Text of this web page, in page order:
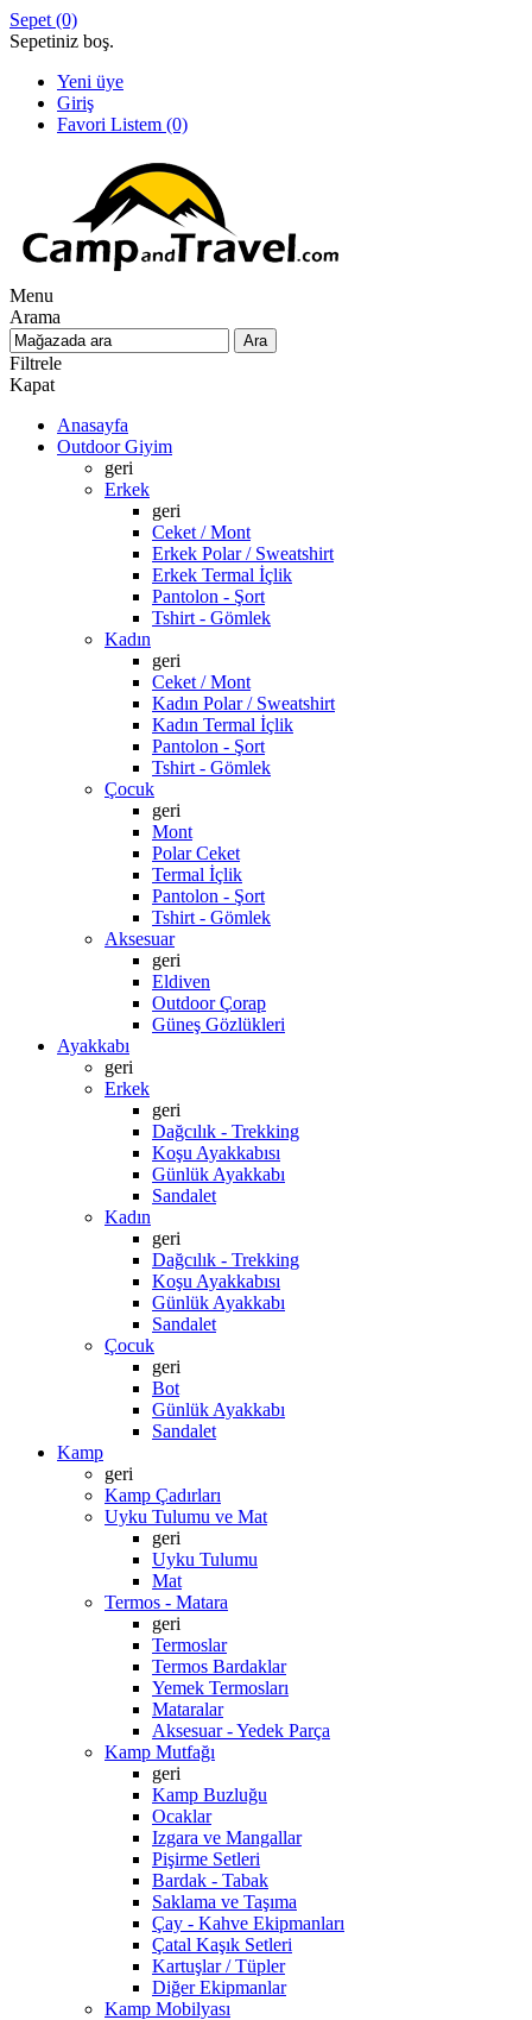
Sepet (0)
Sepetiniz boş.
Yeni üye
Giriş
Favori Listem (0)
Menu
Arama
Filtrele
Kapat
Anasayfa
Outdoor Giyim
geri
Erkek
geri
Ceket / Mont
Erkek Polar / Sweatshirt
Erkek Termal İçlik
Pantolon - Şort
Tshirt - Gömlek
Kadın
geri
Ceket / Mont
Kadın Polar / Sweatshirt
Kadın Termal İçlik
Pantolon - Şort
Tshirt - Gömlek
Çocuk
geri
Mont
Polar Ceket
Termal İçlik
Pantolon - Şort
Tshirt - Gömlek
Aksesuar
geri
Eldiven
Outdoor Çorap
Güneş Gözlükleri
Ayakkabı
geri
Erkek
geri
Dağcılık - Trekking
Koşu Ayakkabısı
Günlük Ayakkabı
Sandalet
Kadın
geri
Dağcılık - Trekking
Koşu Ayakkabısı
Günlük Ayakkabı
Sandalet
Çocuk
geri
Bot
Günlük Ayakkabı
Sandalet
Kamp
geri
Kamp Çadırları
Uyku Tulumu ve Mat
geri
Uyku Tulumu
Mat
Termos - Matara
geri
Termoslar
Termos Bardaklar
Yemek Termosları
Mataralar
Aksesuar - Yedek Parça
Kamp Mutfağı
geri
Kamp Buzluğu
Ocaklar
Izgara ve Mangallar
Pişirme Setleri
Bardak - Tabak
Saklama ve Taşıma
Çay - Kahve Ekipmanları
Çatal Kaşık Setleri
Kartuşlar / Tüpler
Diğer Ekipmanlar
Kamp Mobilyası